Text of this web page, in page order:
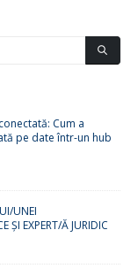
Cum a
pe date într-un hub
UNEI
ȘI EXPERT/Ă JURIDIC